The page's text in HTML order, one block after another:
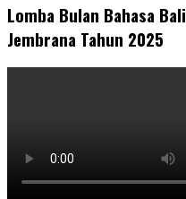
Lomba Bulan Bahasa
Jembrana Tahun 2025